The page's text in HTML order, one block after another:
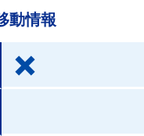
動情報